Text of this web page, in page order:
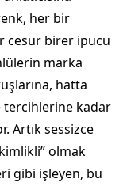
her bir
cesur birer ipucu
marka
hatta
tercihlerine kadar
Artık sessizce
olmak
gibi işleyen, bu